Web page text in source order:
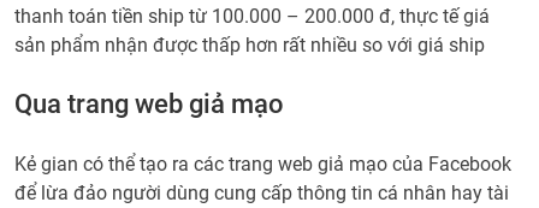
thanh toán tiền ship từ 100.000 – 200.000 đ, thực tế giá
sản phẩm nhận được thấp hơn rất nhiều so với giá ship
Qua trang web giả mạo
Kẻ gian có thể tạo ra các trang web giả mạo của Facebook
để lừa đảo người dùng cung cấp thông tin cá nhân hay tài